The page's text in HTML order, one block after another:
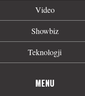
Video
Showbiz
Teknologji
MENU